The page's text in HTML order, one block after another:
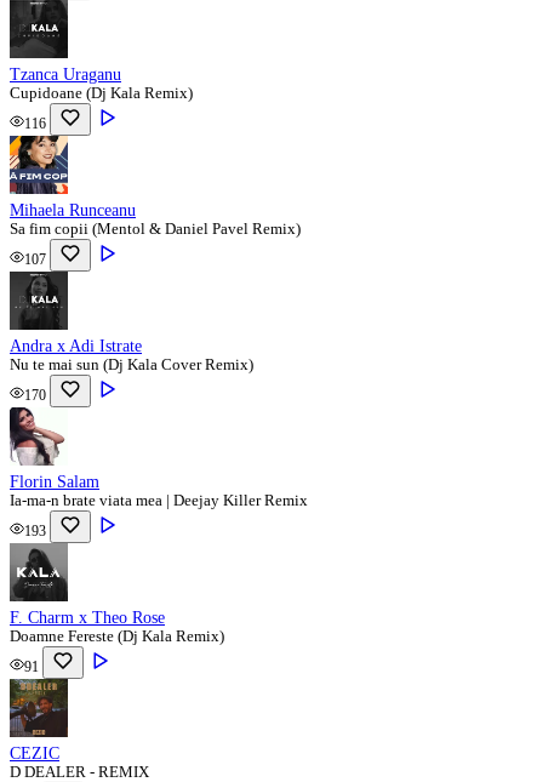
Tzanca Uraganu
Cupidoane (Dj Kala Remix)
116
Mihaela Runceanu
Sa fim copii (Mentol & Daniel Pavel Remix)
107
Andra x Adi Istrate
Nu te mai sun (Dj Kala Cover Remix)
170
Florin Salam
Ia-ma-n brate viata mea | Deejay Killer Remix
193
F. Charm x Theo Rose
Doamne Fereste (Dj Kala Remix)
91
CEZIC
D DEALER - REMIX